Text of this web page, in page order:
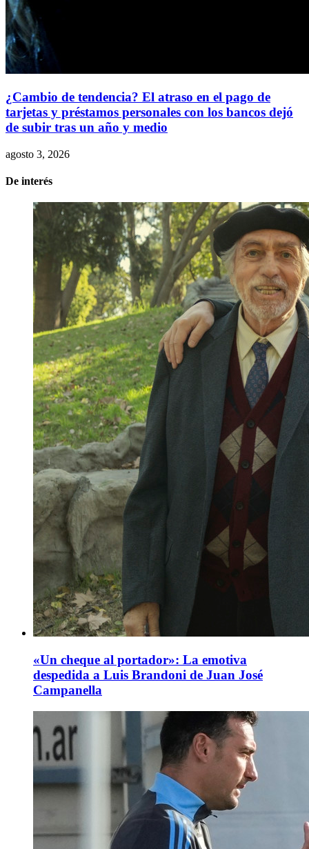
¿Cambio de tendencia? El atraso en el pago de
tarjetas y préstamos personales con los bancos dejó
de subir tras un año y medio
agosto 3, 2026
De interés
«Un cheque al portador»: La emotiva
despedida a Luis Brandoni de Juan José
Campanella